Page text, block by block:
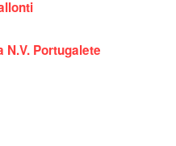
Portugalete